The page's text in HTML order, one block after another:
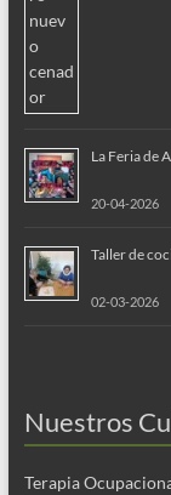
La Feria de
20-04-2026
Taller de
02-03-2026
Nuestros
Terapia